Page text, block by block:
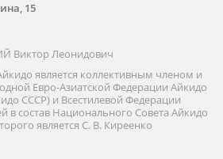
15
Виктор Леонидович
является коллективным членом и
Евро-Азиатской Федерации Айкидо
СССР) и Всестилевой Федерации
в состав Национального Совета Айкидо
является С. В. Киреенко